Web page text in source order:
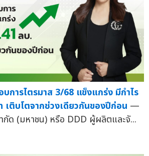
การไตรมาส 3/68 แข็งแกร่ง มีกำไร
เติบโตจากช่วงเดียวกันของปีก่อน —
กัด (มหาชน) หรือ DDD ผู้ผลิตและจั...